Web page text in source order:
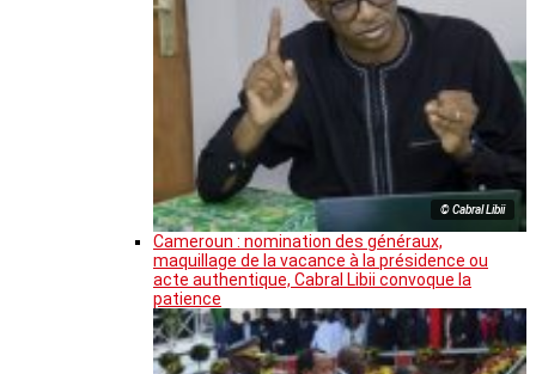
© Cabral Libii
Cameroun : nomination des généraux,
maquillage de la vacance à la présidence ou
acte authentique, Cabral Libii convoque la
patience